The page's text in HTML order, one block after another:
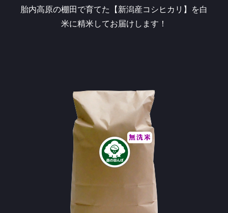
胎内高原の棚田で育てた【新潟産コシヒカリ】を白
米に精米してお届けします！